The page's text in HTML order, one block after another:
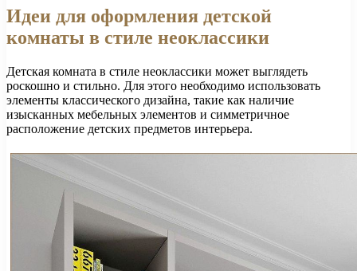
Идеи для оформления детской
комнаты в стиле неоклассики
Детская комната в стиле неоклассики может выглядеть
роскошно и стильно. Для этого необходимо использовать
элементы классического дизайна, такие как наличие
изысканных мебельных элементов и симметричное
расположение детских предметов интерьера.